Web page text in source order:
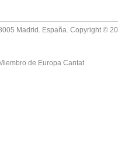
Madrid. España. Copyright ©
de Europa Cantat